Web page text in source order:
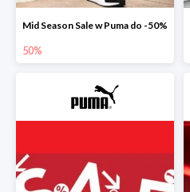
Mid Season Sale w Puma do -50%
50%